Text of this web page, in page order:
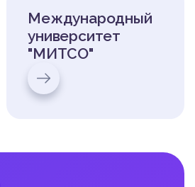
Международный
университет
"МИТСО"